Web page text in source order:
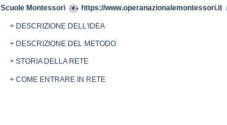
Scuole Montessori https://www.operanazionalemontessori.it
+ DESCRIZIONE DELL'IDEA
+ DESCRIZIONE DEL METODO
+ STORIA DELLA RETE
+ COME ENTRARE IN RETE